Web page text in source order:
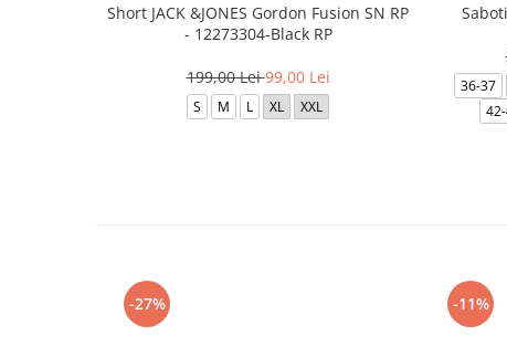
Short JACK &JONES Gordon Fusion SN RP
- 12273304-Black RP
199,00 Lei99,00 Lei
S M L XL XXL
36-37
-27% -11%